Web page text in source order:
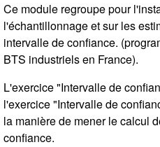
Ce module regroupe pour
l'échantillonnage et sur les
intervalle de confiance.
BTS industriels en France).
L'exercice "Intervalle de
l'exercice "Intervalle de
la manière de mener le calcul
confiance.